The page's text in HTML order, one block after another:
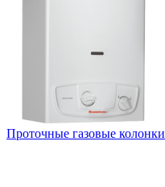
Проточные газовые колонки